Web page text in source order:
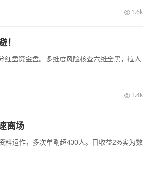
1.6k
！
盘资金盘。多维度风险核查六维全黑，拉人
1.4k
离场
料运作，多次单割超400人。日收益2%实为数